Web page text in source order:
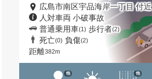
広島市南区宇品海岸一丁目 付近
人対車両 小破事故
普通乗用車(1) 歩行者(2)
死亡(0) 負傷(2)
距離382m
他 他